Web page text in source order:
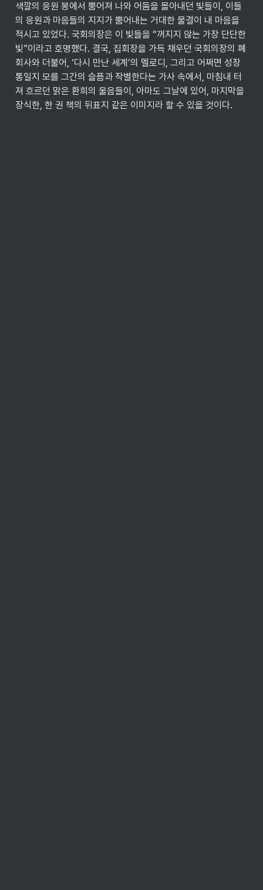
색깔의 응원 봉에서 뿜어져 나와 어둠을 몰아내던 빛들이, 이들
의 응원과 마음들의 지지가 뿜어내는 거대한 물결이 내 마음을
적시고 있었다. 국회의장은 이 빛들을 “꺼지지 않는 가장 단단한
빛”이라고 호명했다. 결국, 집회장을 가득 채우던 국회의장의 폐
회사와 더불어, ‘다시 만난 세계’의 멜로디, 그리고 어쩌면 성장
통일지 모를 그간의 슬픔과 작별한다는 가사 속에서, 마침내 터
져 흐르던 맑은 환희의 울음들이, 아마도 그날에 있어, 마지막을
장식한, 한 권 책의 뒤표지 같은 이미지라 할 수 있을 것이다.